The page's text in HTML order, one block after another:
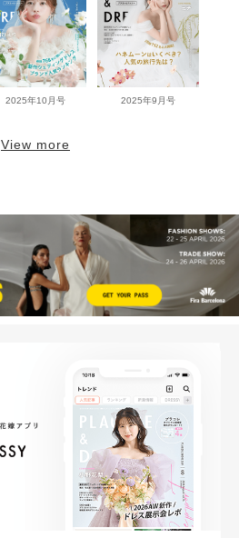
2025年10月号 2025年9月号
View more